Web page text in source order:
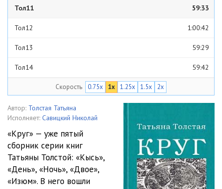
Тол11 59:33
Тол12 1:00:42
Тол13 59:29
Тол14 59:42
Тол22
59:55
Тол24 59:30
Тол31 56:01
Тол32 56:29
Скорость 0.75x 1x 1.25x 1.5x 2x
Автор: Толстая Татьяна
Исполняет: Савицкий Николай
«Круг» — уже пятый
сборник серии книг
Татьяны Толстой: «Кысь»,
«День», «Ночь», «Двое»,
«Изюм». В него вошли